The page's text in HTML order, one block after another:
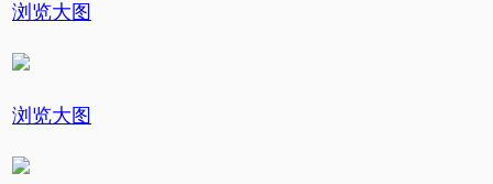
浏览大图
浏览大图